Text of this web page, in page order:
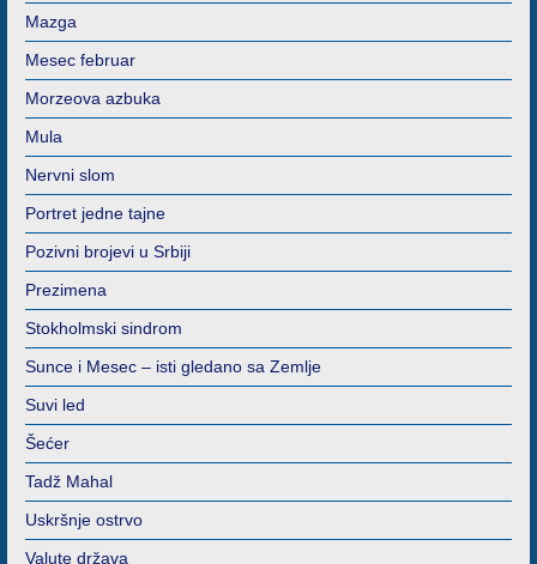
Mazga
Mesec februar
Morzeova azbuka
Mula
Nervni slom
Portret jedne tajne
Pozivni brojevi u Srbiji
Prezimena
Stokholmski sindrom
Sunce i Mesec – isti gledano sa Zemlje
Suvi led
Šećer
Tadž Mahal
Uskršnje ostrvo
Valute država